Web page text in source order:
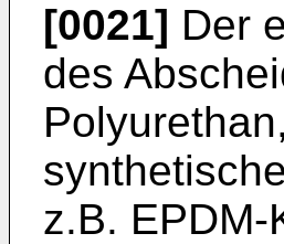
[0021] Der
des
z.B.